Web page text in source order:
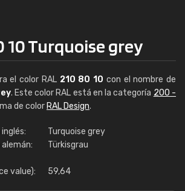
10 Turquoise grey
el color RAL 210 80 10 con el nombre de
. Este color RAL está en la categoría 200 -
de color RAL Design.
Turquoise grey
alemán:
Türkisgrau
value): 59,64